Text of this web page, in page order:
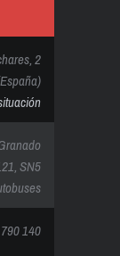
2
SN5
140